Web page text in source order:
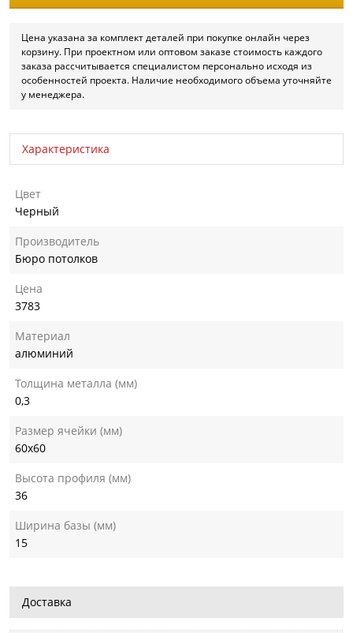
Цена указана за комплект деталей при покупке онлайн через
корзину. При проектном или оптовом заказе стоимость каждого
заказа рассчитывается специалистом персонально исходя из
особенностей проекта. Наличие необходимого объема уточняйте
у менеджера.
Характеристика
Цвет
Черный
Производитель
Бюро потолков
Цена
3783
Материал
алюминий
Толщина металла (мм)
0,3
Размер ячейки (мм)
60х60
Высота профиля (мм)
36
Ширина базы (мм)
15
Доставка